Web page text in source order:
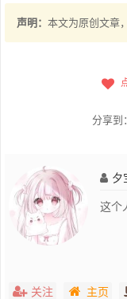
声明： 本文为原创文章
分享到：
夕
这个
关注 主页